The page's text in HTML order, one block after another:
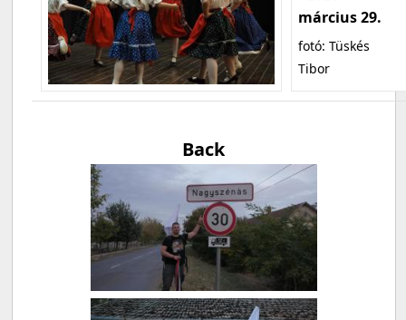
március 29.
fotó: Tüskés
Tibor
Back